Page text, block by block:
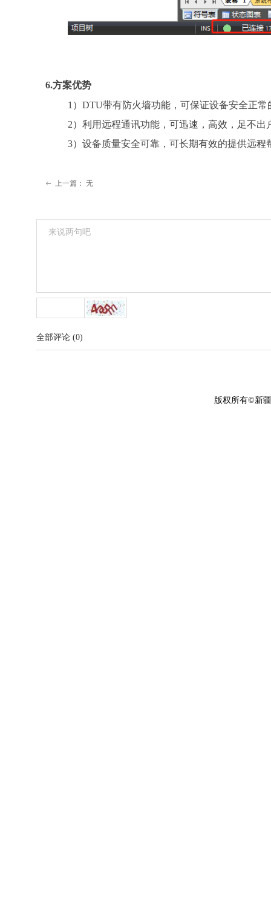
6.方案优势
1）DTU带有防火墙功能，可保证设备安全正常
2）利用远程通讯功能，可迅速，高效，足不
3）设备质量安全可靠，可长期有效的提供远程
ꂃ 上一篇： 无
全部评论 (0)
版权所有©新